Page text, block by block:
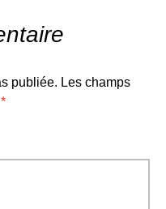
publiée. Les champs
*